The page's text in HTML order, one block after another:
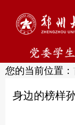
您的当前位置：
身边的榜样